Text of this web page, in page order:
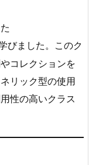
びました。このク
コレクションを
リック型の使用
性の高いクラス